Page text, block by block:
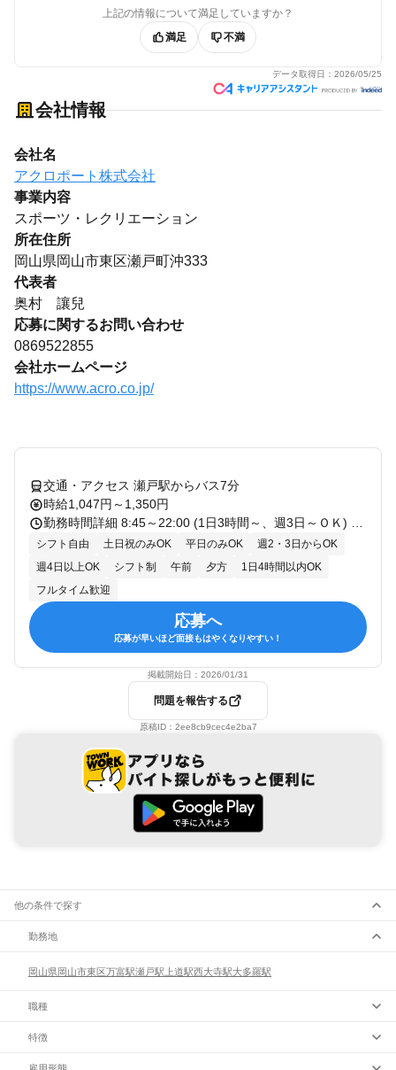
上記の情報について満足していますか？
満足
不満
データ取得日： 2026/05/25
会社情報
会社名
アクロポート株式会社
事業内容
スポーツ・レクリエーション
所在住所
岡山県岡山市東区瀬戸町沖333
代表者
奥村 讓兒
応募に関するお問い合わせ
0869522855
会社ホームページ
https://www.acro.co.jp/
交通・アクセス 瀬戸駅からバス7分
時給1,047円～1,350円
シフト自由 土日祝のみOK 平日のみOK
週2・3日からOK
週4日以上OK
シフト制 午前 夕方
1日4時間以内OK
フルタイム歓迎
応募へ
応募が早いほど面接もはやくなりやすい！
掲載開始日： 2026/01/31
問題を報告する
原稿ID： 2ee8cb9cec4e2ba7
他の条件で探す
勤務地
岡山県 岡山市東区万富駅瀬戸駅 上道駅西大寺駅大多羅駅
職種
特徴